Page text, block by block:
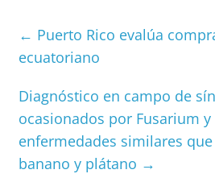
← Puerto Rico evalúa
ecuatoriano
Diagnóstico en campo de
ocasionados por Fusarium y
enfermedades similares
banano y plátano →